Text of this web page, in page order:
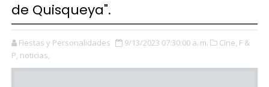
de Quisqueya".
Fiestas y Personalidades 9/13/2023 07:30:00 a. m. Cine, F &
P, noticias,